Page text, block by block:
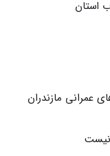
استان
عمرانی مازندران
نیست